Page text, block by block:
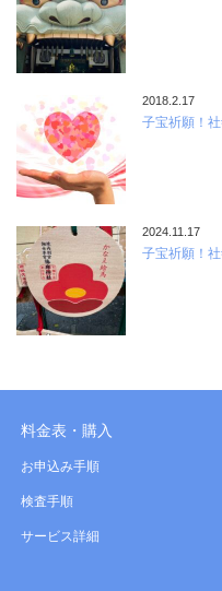
2018.2.17
子宝祈願！
2024.11.17
子宝祈願！
料金表・購入
お申込み手順
検査手順
サービス詳細